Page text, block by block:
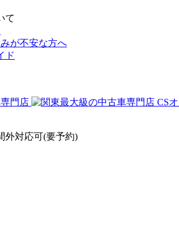
て
が不安な方へ
ド
門店
外対応可(要予約)